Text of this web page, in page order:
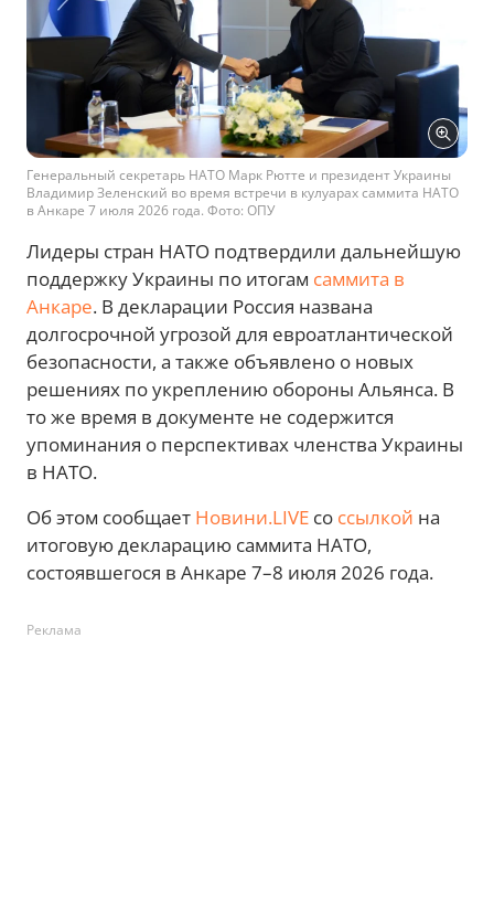
Генеральный секретарь НАТО Марк Рютте и президент Украины
Владимир Зеленский во время встречи в кулуарах саммита НАТО
в Анкаре 7 июля 2026 года. Фото: ОПУ
Лидеры стран НАТО подтвердили дальнейшую
поддержку Украины по итогам саммита в
Анкаре. В декларации Россия названа
долгосрочной угрозой для евроатлантической
безопасности, а также объявлено о новых
решениях по укреплению обороны Альянса. В
то же время в документе не содержится
упоминания о перспективах членства Украины
в НАТО.
Об этом сообщает Новини.LIVE со ссылкой на
итоговую декларацию саммита НАТО,
состоявшегося в Анкаре 7–8 июля 2026 года.
Реклама